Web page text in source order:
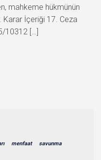
mahkeme hükmünün
Karar İçeriği 17. Ceza
[…]
menfaat savunma